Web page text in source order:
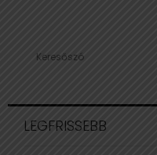
h
LEGFRISSEBB